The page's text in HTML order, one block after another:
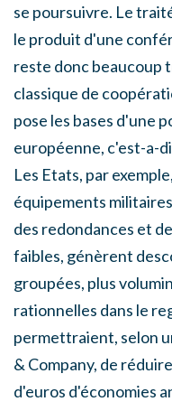
se poursuivre. Le
le produit d'une
reste donc beaucoup
classique de
pose les bases d'une
européenne, c'est-a-
Les Etats, par
équipements
des redondances et
faibles, génèrent
groupées, plus
rationnelles dans le
permettraient, selon
& Company, de
d'euros d'économies